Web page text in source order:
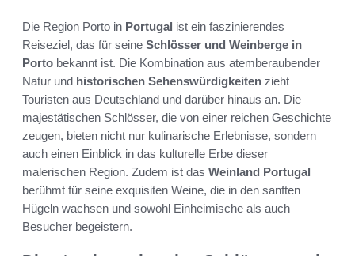
Die Region Porto in Portugal ist ein faszinierendes
Reiseziel, das für seine Schlösser und Weinberge in
Porto bekannt ist. Die Kombination aus atemberaubender
Natur und historischen Sehenswürdigkeiten zieht
Touristen aus Deutschland und darüber hinaus an. Die
majestätischen Schlösser, die von einer reichen Geschichte
zeugen, bieten nicht nur kulinarische Erlebnisse, sondern
auch einen Einblick in das kulturelle Erbe dieser
malerischen Region. Zudem ist das Weinland Portugal
berühmt für seine exquisiten Weine, die in den sanften
Hügeln wachsen und sowohl Einheimische als auch
Besucher begeistern.